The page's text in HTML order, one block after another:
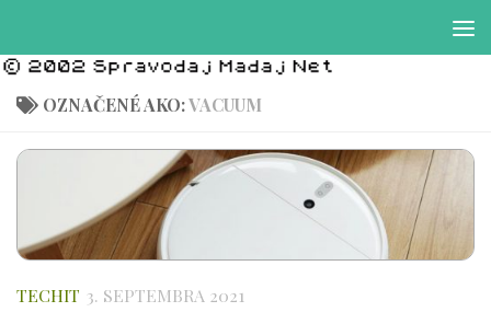
OZNAČENÉ AKO:VACUUM
TECHIT 3. SEPTEMBRA 2021